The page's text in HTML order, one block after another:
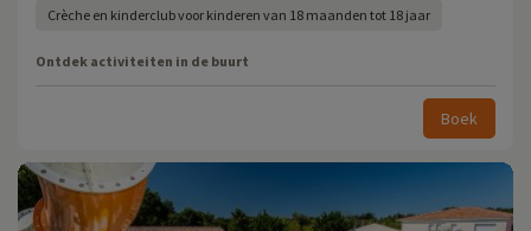
Crèche en kinderclub voor kinderen van 18 maanden tot 18 jaar
Ontdek activiteiten in de buurt
Boek